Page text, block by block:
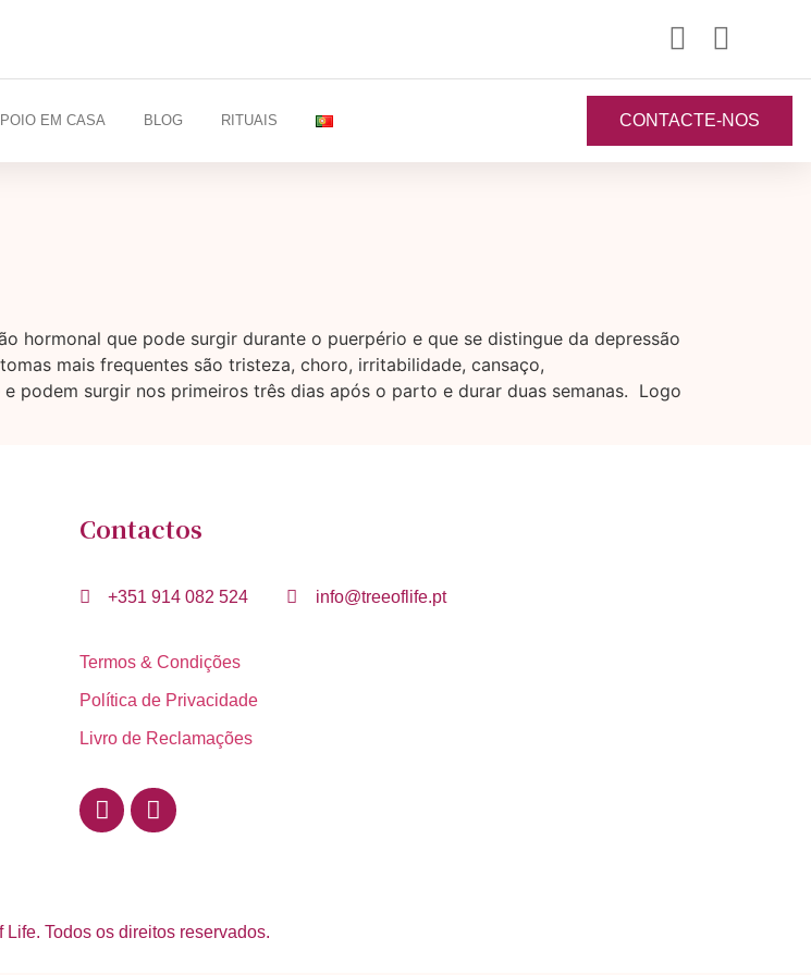
EM CASA BLOG RITUAIS CONTACTE-NOS
hormonal que pode surgir durante o puerpério e que se distingue da depressão
mais frequentes são tristeza, choro, irritabilidade, cansaço,
podem surgir nos primeiros três dias após o parto e durar duas semanas. Logo
Contactos
+351 914 082 524 info@treeoflife.pt
Termos & Condições
Política de Privacidade
Livro de Reclamações
Life. Todos os direitos reservados.